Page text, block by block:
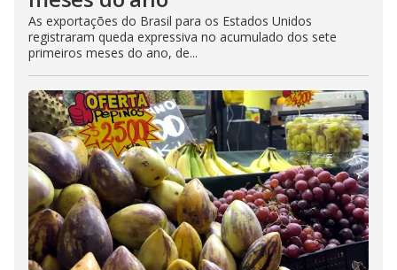
As exportações do Brasil para os Estados Unidos
registraram queda expressiva no acumulado dos sete
primeiros meses do ano, de...